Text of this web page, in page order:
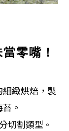
零嘴！
緻烘焙，製
。
切割類型 。